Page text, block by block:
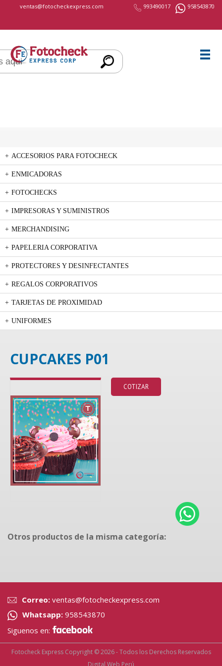
ventas@fotocheckexpress.com 958543870
993490017
cccccc
ACCESORIOS PARA FOTOCHECK
ENMICADORAS
FOTOCHECKS
IMPRESORAS Y SUMINISTROS
MERCHANDISING
PAPELERIA CORPORATIVA
PROTECTORES Y DESINFECTANTES
REGALOS CORPORATIVOS
TARJETAS DE PROXIMIDAD
UNIFORMES
CUPCAKES P01
COTIZAR
Otros productos de la misma categoría:
Correo: ventas@fotocheckexpress.com
Whatsapp: 958543870
Siguenos en:
Fotocheck Express Copyright © 2026 - Todos los Derechos Reservados
Digital Web Perú